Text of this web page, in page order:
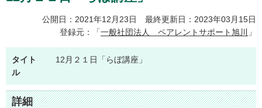
公開日：2021年12月23日 最終更新日：2023年03月15日
登録元：「一般社団法人 ペアレントサポート旭川 」
タイト
ル
12月２１日「らぼ講座」
詳細